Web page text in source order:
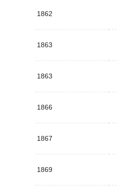
1862
1863
1863
1866
1867
1869